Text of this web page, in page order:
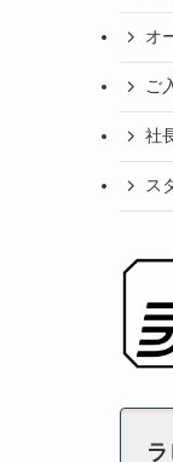
オ
ご
社
ス